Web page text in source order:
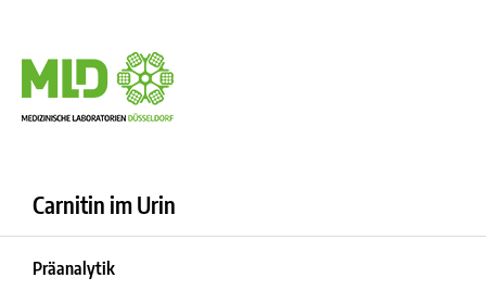
Carnitin im Urin
Präanalytik